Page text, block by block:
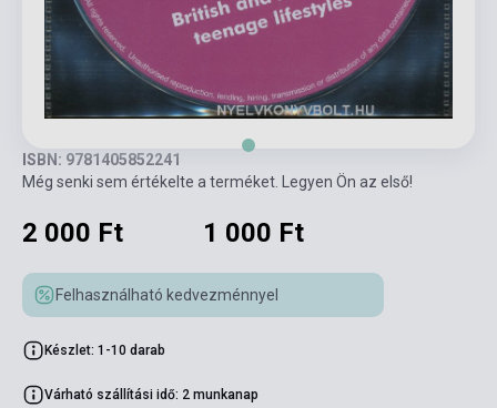
ISBN: 9781405852241
Még senki sem értékelte a terméket. Legyen Ön az első!
2 000 Ft 1 000 Ft
Felhasználható kedvezménnyel
Készlet: 1-10 darab
Várható szállítási idő: 2 munkanap